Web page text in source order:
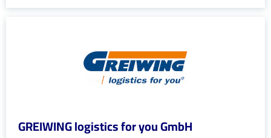
GREIWING logistics for you GmbH